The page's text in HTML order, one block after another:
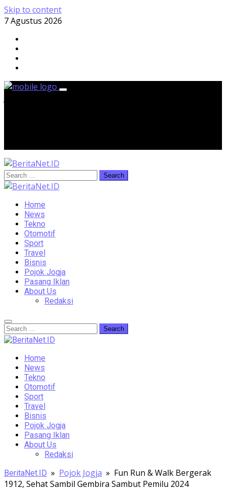
Skip to content
7 Agustus 2026
Home
News
Tekno
Otomotif
Sport
Travel
Bisnis
Pojok Jogja
Pasang Iklan
About Us
Redaksi
Home
News
Tekno
Otomotif
Sport
Travel
Bisnis
Pojok Jogja
Pasang Iklan
About Us
Redaksi
BeritaNet.ID » Pojok Jogja » Fun Run & Walk Bergerak
1912, Sehat Sambil Gembira Sambut Pemilu 2024